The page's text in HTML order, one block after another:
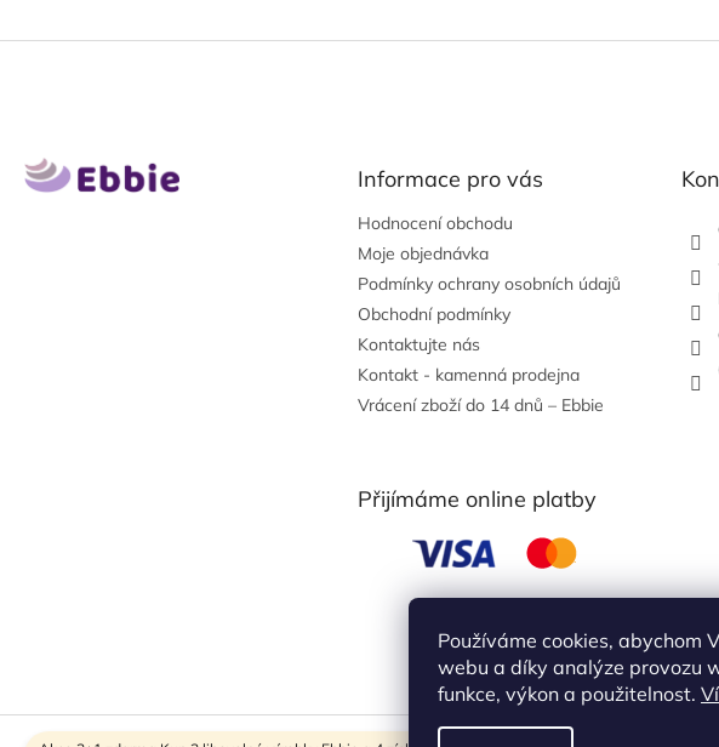
Používáme cookies, abychom
webu a díky analýze provozu
funkce, výkon a použitelnost.
Informace pro vás
Hodnocení obchodu
Moje objednávka
Podmínky ochrany osobních údajů
Obchodní podmínky
Kontaktujte nás
Kontakt - kamenná prodejna
Vrácení zboží do 14 dnů – Ebbie
Přijímáme online platby